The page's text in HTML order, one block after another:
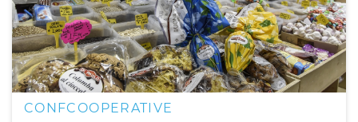
CONFCOOPERATIVE